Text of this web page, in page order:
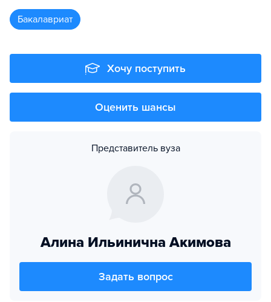
бакалавриат
Хочу поступить
Оценить шансы
Представитель вуза
Алина Ильинична Акимова
Задать вопрос